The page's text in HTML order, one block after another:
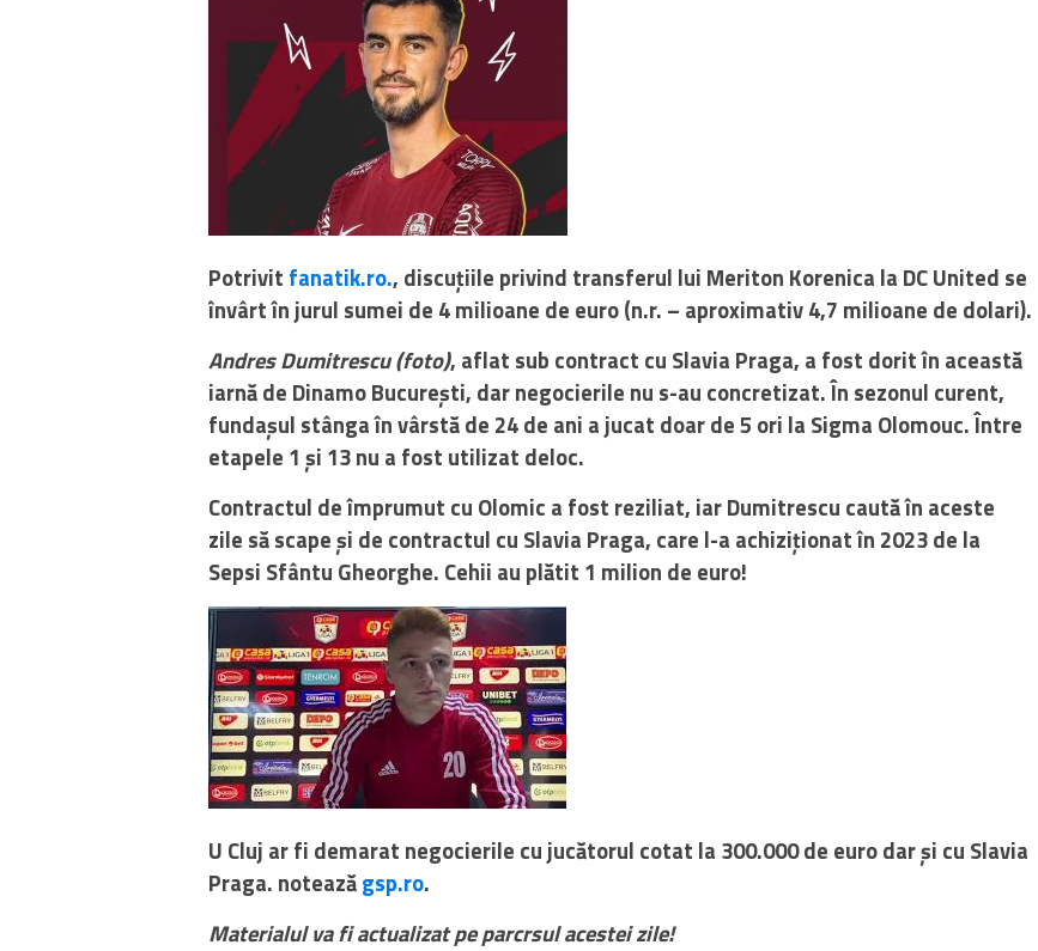
Potrivit fanatik.ro., discuțiile privind transferul lui Meriton Korenica la DC United se
învârt în jurul sumei de 4 milioane de euro (n.r. – aproximativ 4,7 milioane de dolari).
Andres Dumitrescu (foto), aflat sub contract cu Slavia Praga, a fost dorit în această
iarnă de Dinamo București, dar negocierile nu s-au concretizat. În sezonul curent,
fundașul stânga în vârstă de 24 de ani a jucat doar de 5 ori la Sigma Olomouc. Între
etapele 1 și 13 nu a fost utilizat deloc.
Contractul de împrumut cu Olomic a fost reziliat, iar Dumitrescu caută în aceste
zile să scape și de contractul cu Slavia Praga, care l-a achiziționat în 2023 de la
Sepsi Sfântu Gheorghe. Cehii au plătit 1 milion de euro!
U Cluj ar fi demarat negocierile cu jucătorul cotat la 300.000 de euro dar și cu Slavia
Praga. noteazăgsp.ro.
Materialul va fi actualizat pe parcrsul acestei zile!